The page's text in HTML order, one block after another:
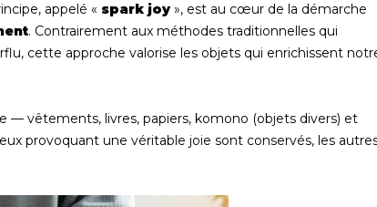
appelé « spark joy », est au cœur de la démarche
. Contrairement aux méthodes traditionnelles qui
cette approche valorise les objets qui enrichissent
vêtements, livres, papiers, komono (objets divers) et
provoquant une véritable joie sont conservés, les